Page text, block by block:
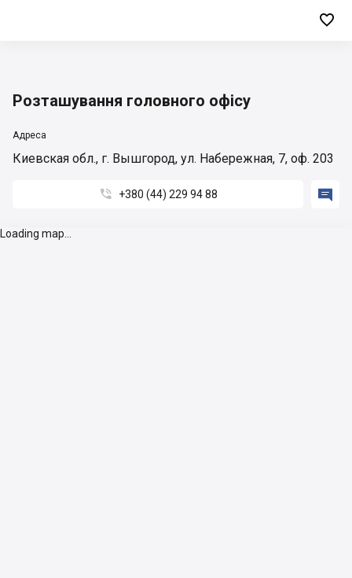

Розташування головного офісу
Адреса
Киевская обл., г. Вышгород, ул. Набережная, 7, оф. 203
 +380 (44) 229 94 88 
Loading map...